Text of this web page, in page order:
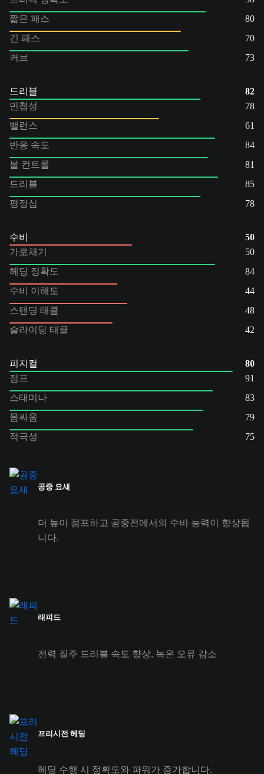
짧은 패스
80
긴 패스
70
커브
73
드리블
82
민첩성
78
밸런스
61
반응 속도
84
볼 컨트롤
81
드리블
85
평정심
78
수비
50
가로채기
50
헤딩 정확도
84
수비 이해도
44
스탠딩 태클
48
슬라이딩 태클
42
피지컬
80
점프
91
스태미나
83
몸싸움
79
적극성
75
공중 요새
더 높이 점프하고 공중전에서의 수비 능력이 향상됩
니다.
래피드
전력 질주 드리블 속도 향상, 녹온 오류 감소
프리시전 헤딩
헤딩 수행 시 정확도와 파워가 증가합니다.